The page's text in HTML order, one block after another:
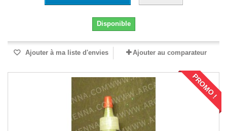
Disponible
Ajouter à ma liste d'envies Ajouter au comparateur
PROMO !